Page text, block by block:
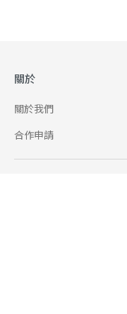
關於
關於我們
合作申請